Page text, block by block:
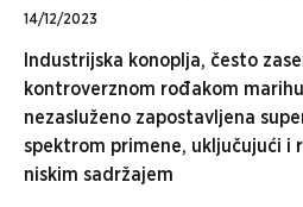
14/12/2023
Industrijska konoplja, često
kontroverznom rođakom
nezasluženo zapostavljena
spektrom primene, uključujući i
niskim sadržajem